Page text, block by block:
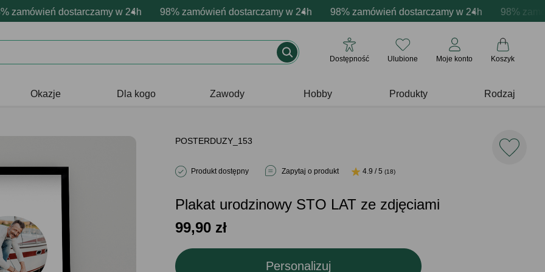
dostarczamy w 24h 98% zamówień dostarczamy w 24h 98% zamówień dostarczamy w 24h 98%
produktów Profesjonalna i darmowa personalizacja produktów Profesjonalna i darmowa personalizacja
emocje - zawsze udane prezenty Prezentujemy pozytywne emocje - zawsze udane prezenty Prezentujemy
Dostępność Ulubione Moje konto Koszyk
Okazje Dla kogo Zawody Hobby Produkty Rodzaj
POSTERDUZY_153
Produkt dostępny Zapytaj o produkt 4.9 / 5(18)
Plakat urodzinowy STO LAT ze zdjęciami
99,90 zł
Personalizuj